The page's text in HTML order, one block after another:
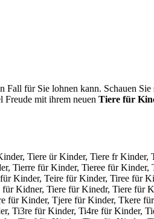
Fall für Sie lohnen kann. Schauen
Freude mit ihrem neuen Tiere für
Tiere ür Kinder, Tiere fr
Tierre für Kinder, Tieree für
Kinder, Teire für Kinder, Tiree für
Kidner, Tiere für Kinedr, Tiere
Kinder, Tjere für Kinder, Tkere
für Kinder, Ti4re für Kinder,